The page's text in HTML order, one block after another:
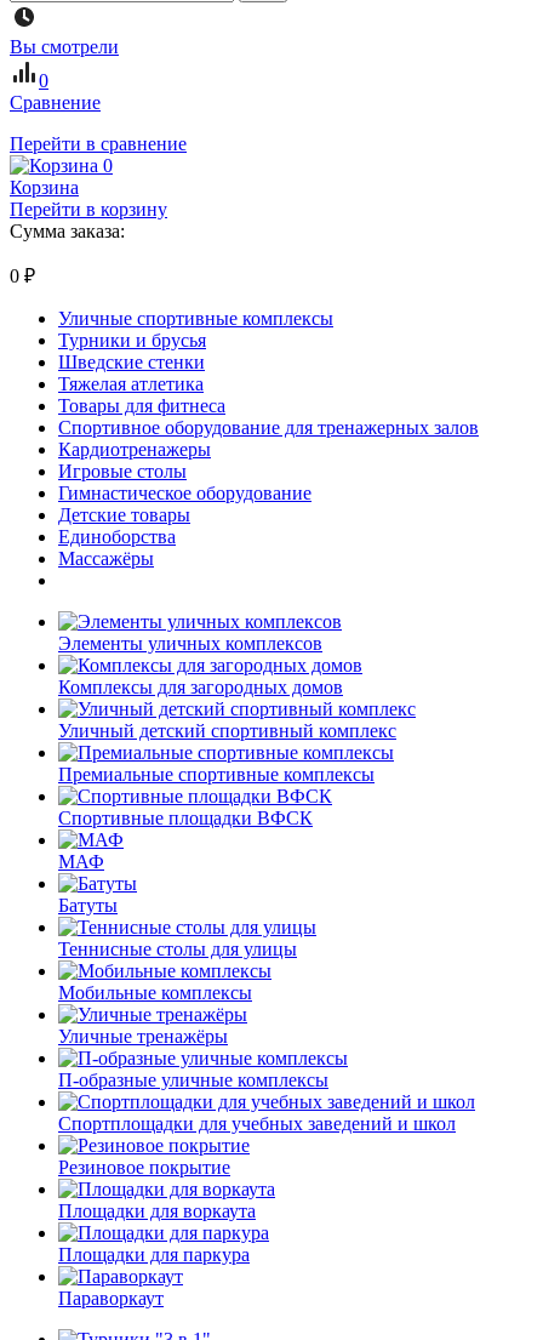
Вы смотрели
0
Сравнение
Перейти в сравнение
0
Корзина
Перейти в корзину
Сумма заказа:
0 ₽
Уличные спортивные комплексы
Турники и брусья
Шведские стенки
Тяжелая атлетика
Товары для фитнеса
Спортивное оборудование для тренажерных залов
Кардиотренажеры
Игровые столы
Гимнастическое оборудование
Детские товары
Единоборства
Массажёры
Элементы уличных комплексов
Комплексы для загородных домов
Уличный детский спортивный комплекс
Премиальные спортивные комплексы
Спортивные площадки ВФСК
МАФ
Батуты
Теннисные столы для улицы
Мобильные комплексы
Уличные тренажёры
П-образные уличные комплексы
Спортплощадки для учебных заведений и школ
Резиновое покрытие
Площадки для воркаута
Площадки для паркура
Параворкаут